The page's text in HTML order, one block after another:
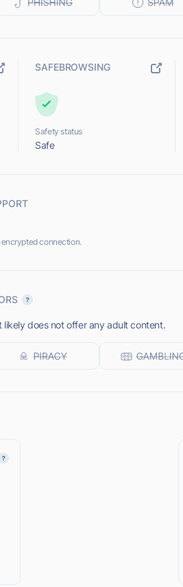
SAFEBROWSING
Safety status
Safe
connection.
likely does not offer any adult content.